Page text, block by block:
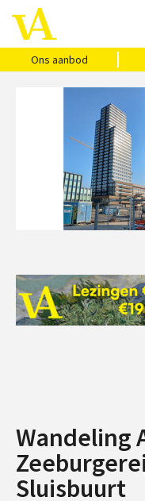
Ons aanbod
Home
Ons aanbod
Agenda
VAthuis
Over ons
Vragen?
Cadeaubon
Wandeling
Sluisbuurt